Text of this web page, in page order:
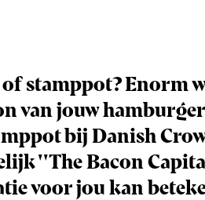
stamppot? Enorm
van jouw
bij Danish
''The Bacon
voor jou kan